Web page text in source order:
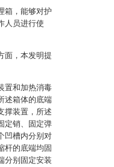
箱，能够对护
人员进行使
面，本发明提
置和加热消毒
述箱体的底端
撑装置，所述
定销、固定弹
凹槽内分别对
杆的底端均固
分别固定安装